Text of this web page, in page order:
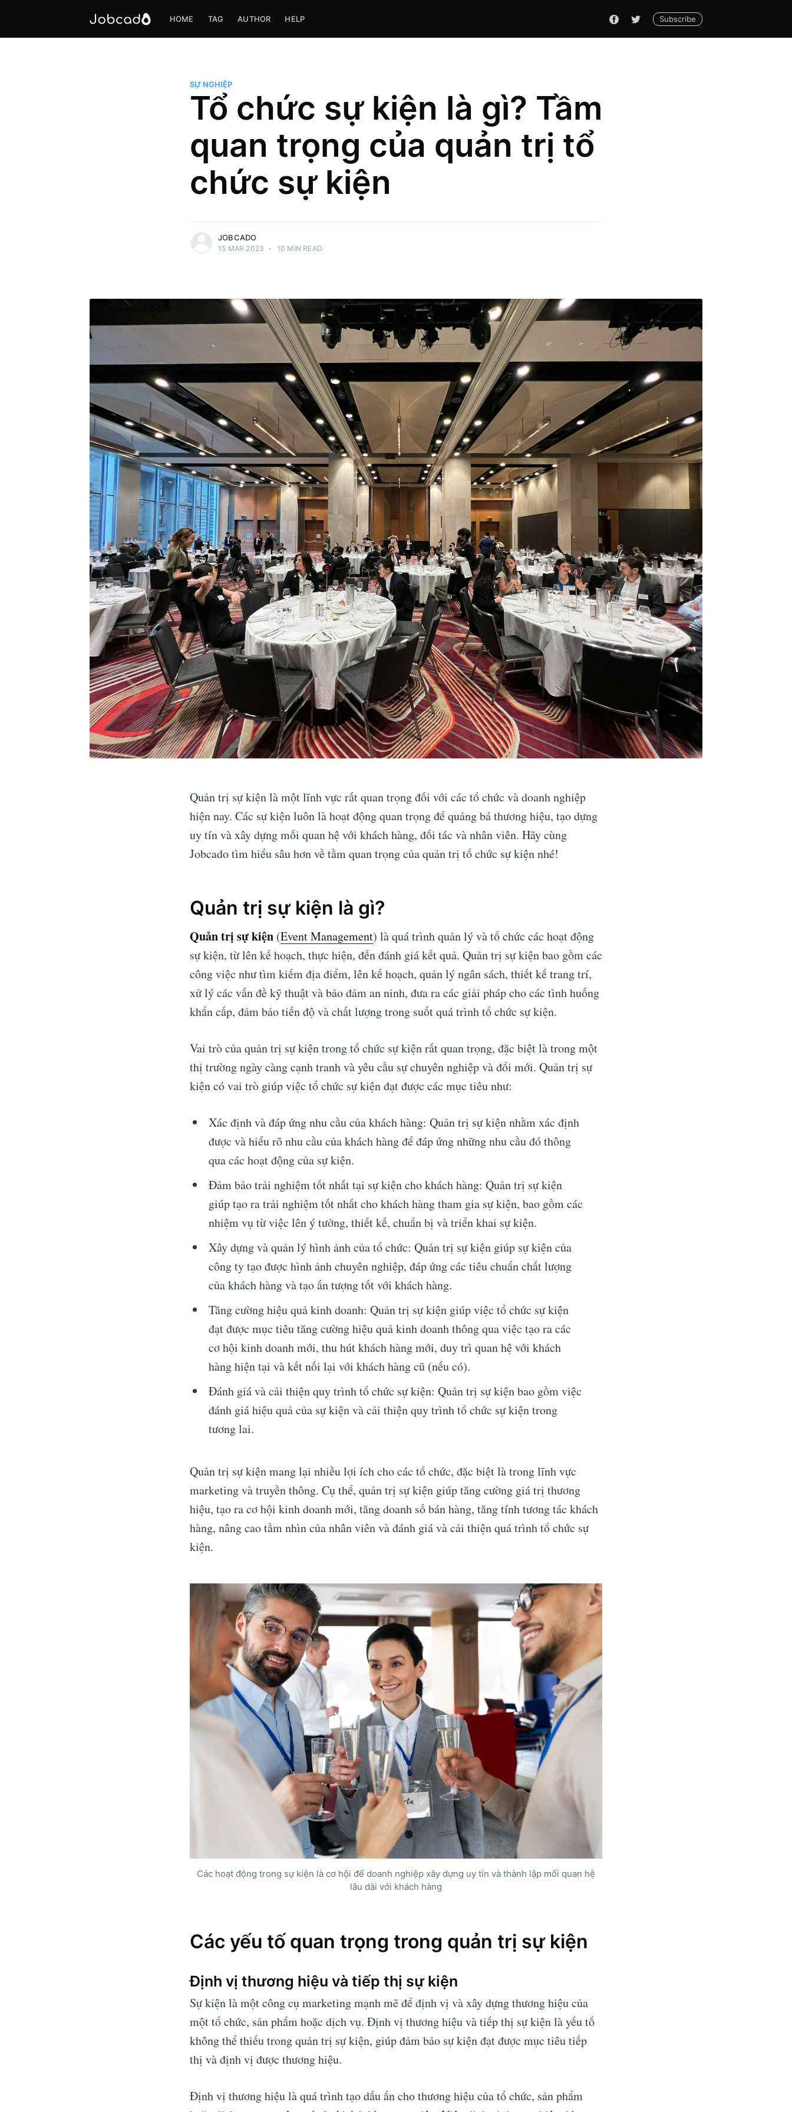
HOME TAG AUTHOR HELP Subscribe
SỰ NGHIỆP
Tổ chức sự kiện là gì? Tầm
quan trọng của quản trị tổ
chức sự kiện
JOBCADO
15 MAR 2023 • 10 MIN READ
Quản trị sự kiện là một lĩnh vực rất quan trọng đối với các tổ chức và doanh nghiệp
hiện nay. Các sự kiện luôn là hoạt động quan trọng để quảng bá thương hiệu, tạo dựng
uy tín và xây dựng mối quan hệ với khách hàng, đối tác và nhân viên. Hãy cùng
Jobcado tìm hiểu sâu hơn về tầm quan trọng của quản trị tổ chức sự kiện nhé!
Quản trị sự kiện là gì?
Quản trị sự kiện (Event Management) là quá trình quản lý và tổ chức các hoạt động
sự kiện, từ lên kế hoạch, thực hiện, đến đánh giá kết quả. Quản trị sự kiện bao gồm các
công việc như tìm kiếm địa điểm, lên kế hoạch, quản lý ngân sách, thiết kế trang trí,
xử lý các vấn đề kỹ thuật và bảo đảm an ninh, đưa ra các giải pháp cho các tình huống
khẩn cấp, đảm bảo tiến độ và chất lượng trong suốt quá trình tổ chức sự kiện.
Vai trò của quản trị sự kiện trong tổ chức sự kiện rất quan trọng, đặc biệt là trong một
thị trường ngày càng cạnh tranh và yêu cầu sự chuyên nghiệp và đổi mới. Quản trị sự
kiện có vai trò giúp việc tổ chức sự kiện đạt được các mục tiêu như:
Xác định và đáp ứng nhu cầu của khách hàng: Quản trị sự kiện nhằm xác định
được và hiểu rõ nhu cầu của khách hàng để đáp ứng những nhu cầu đó thông
qua các hoạt động của sự kiện.
Đảm bảo trải nghiệm tốt nhất tại sự kiện cho khách hàng: Quản trị sự kiện
giúp tạo ra trải nghiệm tốt nhất cho khách hàng tham gia sự kiện, bao gồm các
nhiệm vụ từ việc lên ý tưởng, thiết kế, chuẩn bị và triển khai sự kiện.
Xây dựng và quản lý hình ảnh của tổ chức: Quản trị sự kiện giúp sự kiện của
công ty tạo được hình ảnh chuyên nghiệp, đáp ứng các tiêu chuẩn chất lượng
của khách hàng và tạo ấn tượng tốt với khách hàng.
Tăng cường hiệu quả kinh doanh: Quản trị sự kiện giúp việc tổ chức sự kiện
đạt được mục tiêu tăng cường hiệu quả kinh doanh thông qua việc tạo ra các
cơ hội kinh doanh mới, thu hút khách hàng mới, duy trì quan hệ với khách
hàng hiện tại và kết nối lại với khách hàng cũ (nếu có).
Đánh giá và cải thiện quy trình tổ chức sự kiện: Quản trị sự kiện bao gồm việc
đánh giá hiệu quả của sự kiện và cải thiện quy trình tổ chức sự kiện trong
tương lai.
Quản trị sự kiện mang lại nhiều lợi ích cho các tổ chức, đặc biệt là trong lĩnh vực
marketing và truyền thông. Cụ thể, quản trị sự kiện giúp tăng cường giá trị thương
hiệu, tạo ra cơ hội kinh doanh mới, tăng doanh số bán hàng, tăng tính tương tác khách
hàng, nâng cao tầm nhìn của nhân viên và đánh giá và cải thiện quá trình tổ chức sự
kiện.
Các hoạt động trong sự kiện là cơ hội để doanh nghiệp xây dựng uy tín và thành lập mối quan hệ
lâu dài với khách hàng
Các yếu tố quan trọng trong quản trị sự kiện
Định vị thương hiệu và tiếp thị sự kiện
Sự kiện là một công cụ marketing mạnh mẽ để định vị và xây dựng thương hiệu của
một tổ chức, sản phẩm hoặc dịch vụ. Định vị thương hiệu và tiếp thị sự kiện là yếu tố
không thể thiếu trong quản trị sự kiện, giúp đảm bảo sự kiện đạt được mục tiêu tiếp
thị và định vị được thương hiệu.
Định vị thương hiệu là quá trình tạo dấu ấn cho thương hiệu của tổ chức, sản phẩm
Subscribe to Jobcado
Stay up to date! Get all the latest & greatest posts delivered
straight to your inbox
Subscribe